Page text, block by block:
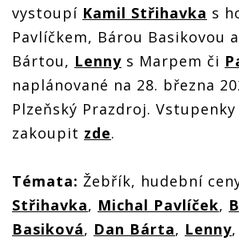
vystoupí Kamil Střihavka s
Pavlíčkem, Bárou Basikovou
Bártou, Lenny s Marpem či
naplánované na 28. března
Plzeňský Prazdroj.
zakoupit zde.
Témata: Žebřík, hudební
Střihavka, Michal Pavlíček,
Basiková, Dan Bárta, Lenny,